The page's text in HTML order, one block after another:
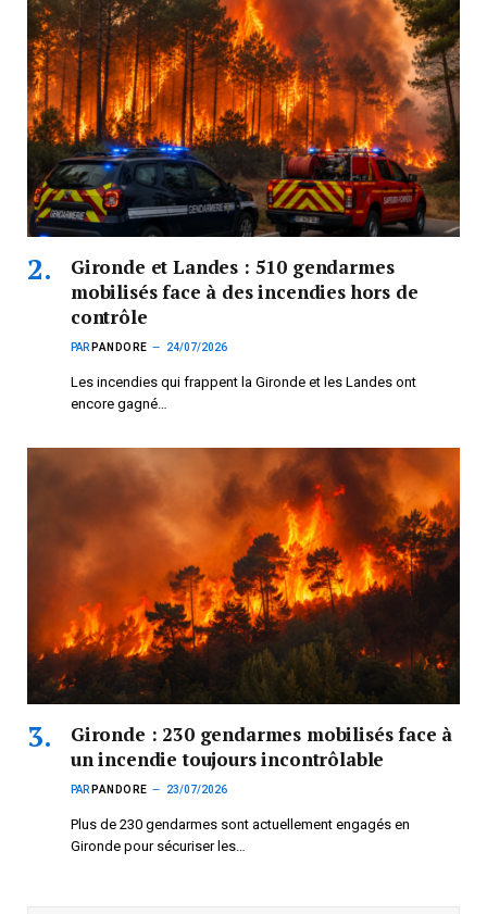
Gironde et Landes : 510 gendarmes
mobilisés face à des incendies hors de
contrôle
PAR PANDORE 24/07/2026
Les incendies qui frappent la Gironde et les Landes ont
encore gagné…
Gironde : 230 gendarmes mobilisés face à
un incendie toujours incontrôlable
PAR PANDORE 23/07/2026
Plus de 230 gendarmes sont actuellement engagés en
Gironde pour sécuriser les…